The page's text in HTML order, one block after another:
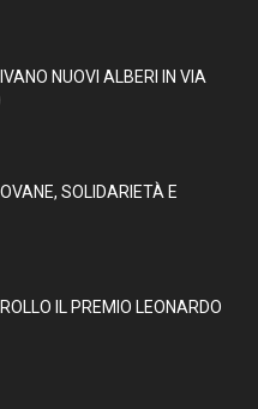
NUOVI ALBERI IN VIA
SOLIDARIETÀ E
IL PREMIO LEONARDO